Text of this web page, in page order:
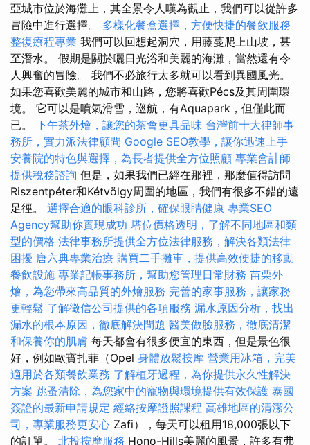
亞城市位於海灘上，其全景令人嘆為觀止，我們可以從許多
冒險中進行選擇。 多樣化餐盒選擇，方便快捷的餐飲服務
整復療程專業 我們可以回想起洞穴，用藤蔓爬上山坡，甚
至潛水。 假期是關於曬日光浴和美麗的海灘，當然還有令
人興奮的冒險。 我們不必旅行太多就可以看到異國風光。
如果您喜歡美麗的城市和山路，您將喜歡Pécs及其周圍環
境。 它可以是噴氣滑雪，巡航，有Aquapark，但僅此而
已。 下午茶外燴，讓您的茶會更具品味 台灣前十大律師事
務所，實力派法律顧問 Google SEO教學，讓你迅速上手
安養院的特色與選擇，為長者提供全方位照顧 專業會計師
提供稅務諮詢 但是，如果我們已經在那裡，那麼值得訪問
Riszentpéter和Kétvölgy周圍的地區，我們有很多不錯的遠
足徑。 選擇合適的眼科診所，確保眼睛健康 專業SEO
Agency幫助你實現成功 塔位價格透明，了解不同地區和類
型的價格 法律事務所提供全方位法律服務，解決各類法律
困擾 唐六典專業治療 購買二手攤車，提供高效便捷的移動
餐飲設施 專業記帳事務所，幫助您管理日常財務 苗栗外
燴，為您帶來高品質的外燴服務 完善的家事服務，讓家務
更輕鬆 了解徵信公司提供的各項服務 漏水原因分析，找出
漏水的根本原因，徹底解決問題 醫美做臉服務，徹底清潔
和保養你的肌膚 每天都會有很多便宜的東西，但是景色很
好，例如歐寶扎菲（Opel 身體放鬆按摩 營業用冰箱，完美
適用於各類餐飲業務 了解植牙過程，為你提供永久性解決
方案 跳蚤清除，為您家中的寵物與環境提供有效保護 泰國
簽證的最新申請規定 經絡按摩證照課程 高雄地區的清潔公
司，專業服務更安心 Zafi），每天可以租用18,000張以下
的訂單。 北投按摩服務 Hono-Hills美麗的風景，許多有弗